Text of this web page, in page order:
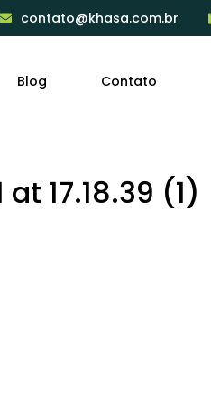
contato@khasa.com.br
Blog Contato
17.18.39 (1)